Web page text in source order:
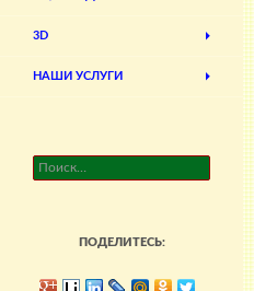
3D
НАШИ УСЛУГИ
Найти:
ПОДЕЛИТЕСЬ: